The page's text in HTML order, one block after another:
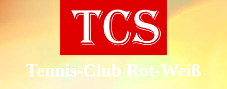
Tennis-Club Rot-Weiß